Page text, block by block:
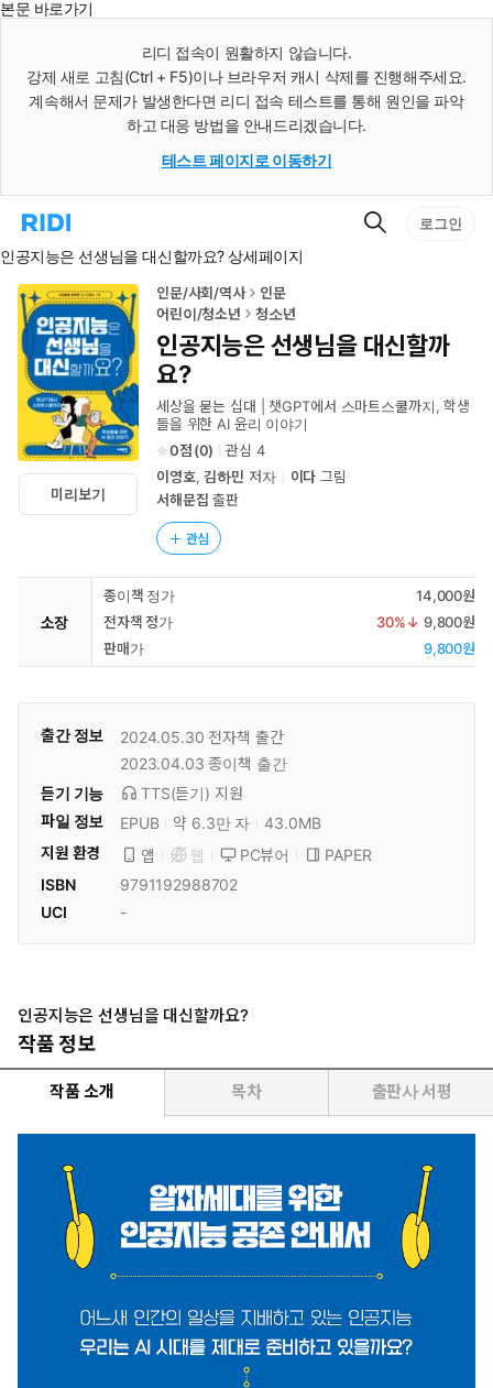
본문 바로가기
리디 접속이 원활하지 않습니다.
강제 새로 고침(Ctrl + F5)이나 브라우저 캐시 삭제를 진행해주세요.
계속해서 문제가 발생한다면 리디 접속 테스트를 통해 원인을 파악
하고 대응 방법을 안내드리겠습니다.
테스트 페이지로 이동하기
리
홈
로
이
동
검
로그인
인공지능은 선생님을 대신할까요? 상세페이지
미리보기
인문/사회/역사
인문
어린이/청소년
청소년
인공지능은 선생님을 대신할까
요?
세상을 묻는 십대 | 챗GPT에서 스마트스쿨까지, 학생
들을 위한 AI 윤리 이야기
0
(0) 관심 4
이영호,김하민 저자 이다 그림
서해문집 출판
관심
소장
종이책 정가
14,000원
전자책 정가
30%↓ 9,800원
판매가
9,800원
출간 정보 2024.05.30 전자책 출간
2023.04.03 종이책 출간
듣기 기능
TTS(듣기) 지원
파일 정보
EPUB 약 6.3만 자
43.0MB
지원 환경
앱 웹 PC뷰어
PAPER
ISBN
9791192988702
UCI
-
인공지능은 선생님을 대신할까요?
작품 정보
작품 소개 목차 출판사 서평